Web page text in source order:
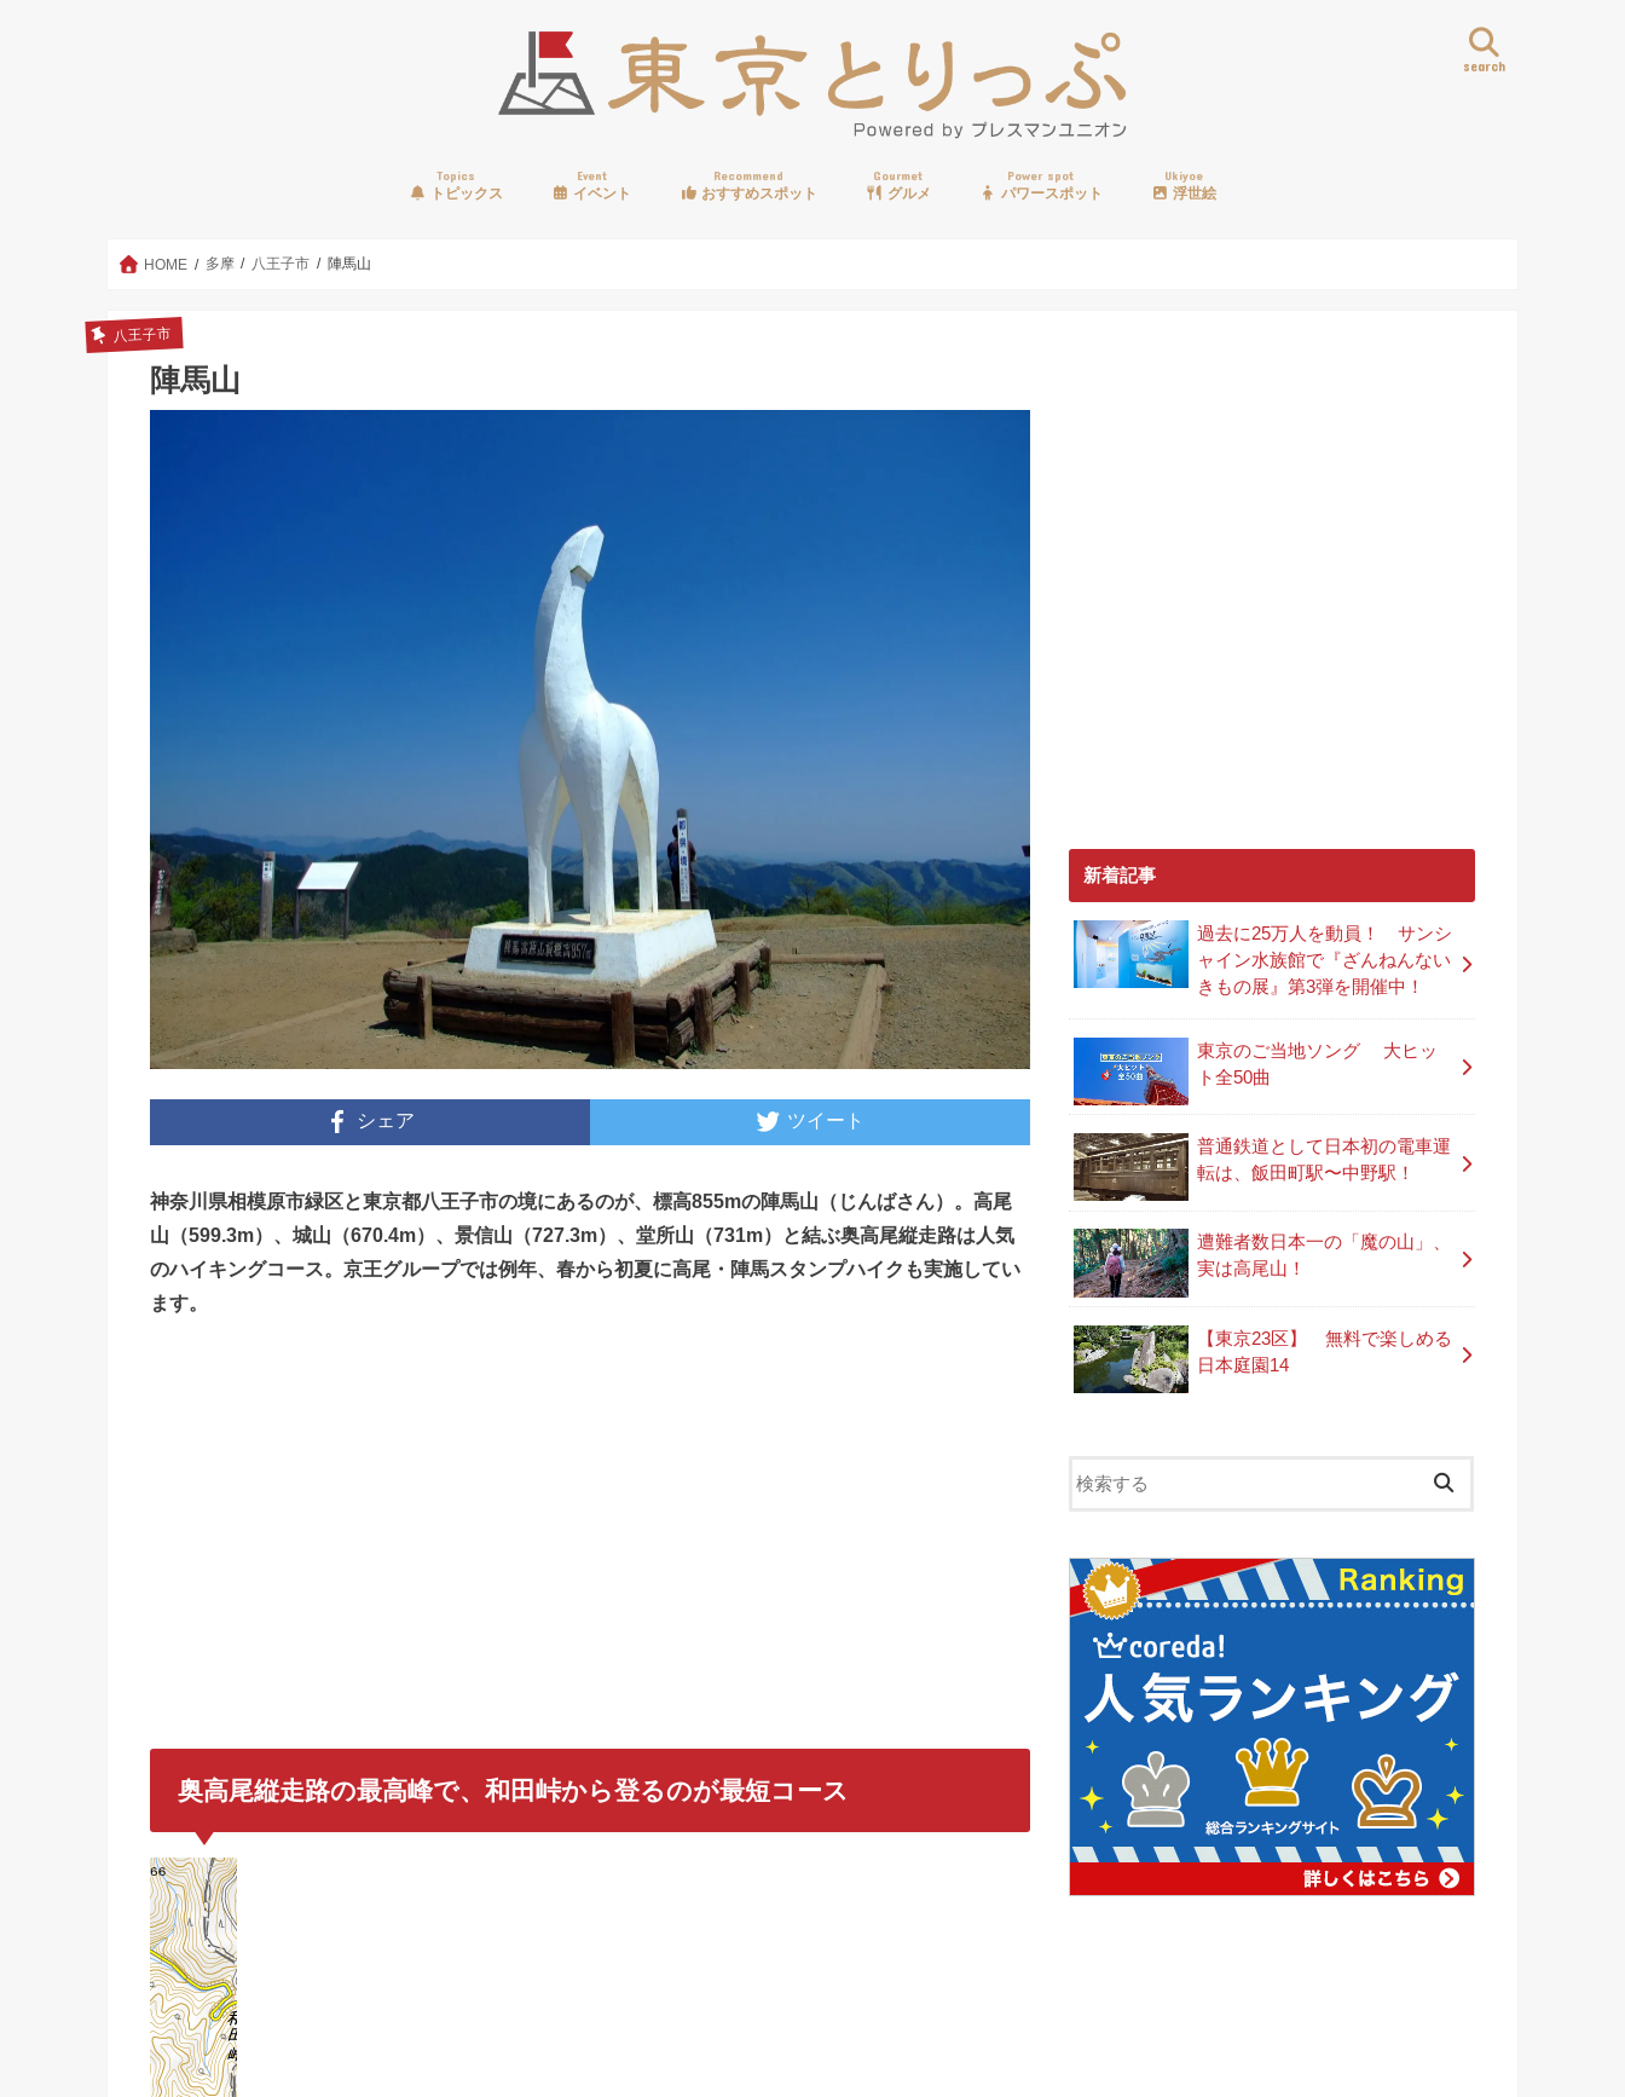
search
Topics
トピックス
Event
イベント
Recommend
おすすめスポット
Gourmet
グルメ
Power spot
パワースポット
Ukiyoe
浮世絵
HOME 多摩 八王子市 陣馬山
八王子市
陣馬山
シェア ツイート
神奈川県相模原市緑区と東京都八王子市の境にあるのが、標高855mの陣馬山（じんばさん）。高尾
山（599.3m）、城山（670.4m）、景信山（727.3m）、堂所山（731m）と結ぶ奥高尾縦走路は人気
のハイキングコース。京王グループでは例年、春から初夏に高尾・陣馬スタンプハイクも実施してい
ます。
奥高尾縦走路の最高峰で、和田峠から登るのが最短コース
新着記事
過去に25万人を動員！ サンシ
ャイン水族館で『ざんねんない
きもの展』第3弾を開催中！
東京のご当地ソング 大ヒッ
ト全50曲
普通鉄道として日本初の電車運
転は、飯田町駅〜中野駅！
遭難者数日本一の「魔の山」、
実は高尾山！
【東京23区】 無料で楽しめる
日本庭園14